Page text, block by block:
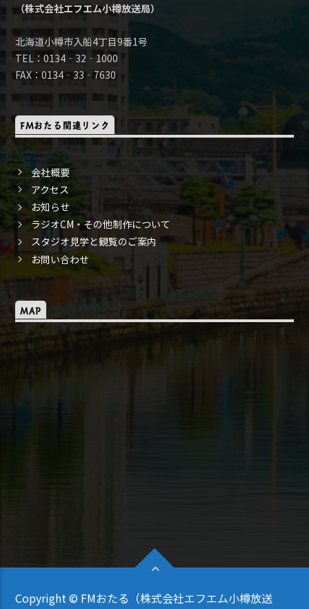
（株式会社エフエム小樽放送局）
北海道小樽市入船4丁目9番1号
TEL：0134‐32‐1000
FAX：0134‐33‐7630
FMおたる関連リンク
会社概要
アクセス
お知らせ
ラジオCM・その他制作について
スタジオ見学と観覧のご案内
お問い合わせ
MAP
Copyright © FMおたる（株式会社エフエム小樽放送